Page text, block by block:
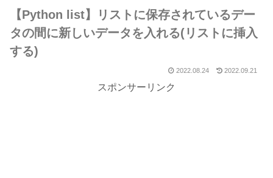
【Python list】リストに保存されているデー
タの間に新しいデータを入れる(リストに挿入
する)
2022.08.24 2022.09.21
スポンサーリンク